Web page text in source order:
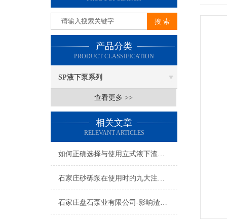
产品分类
PRODUCT CLASSIFICATION
SP液下泵系列
查看更多 >>
相关文章
RELEVANT ARTICLES
如何正确选择与使用立式液下渣浆泵？
石家庄砂砾泵在使用时的九大注意事项
石家庄盘石泵业有限公司-影响渣浆泵振动的主要原因